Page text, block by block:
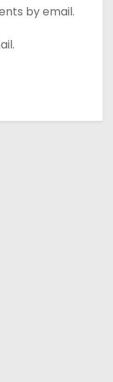
by email.